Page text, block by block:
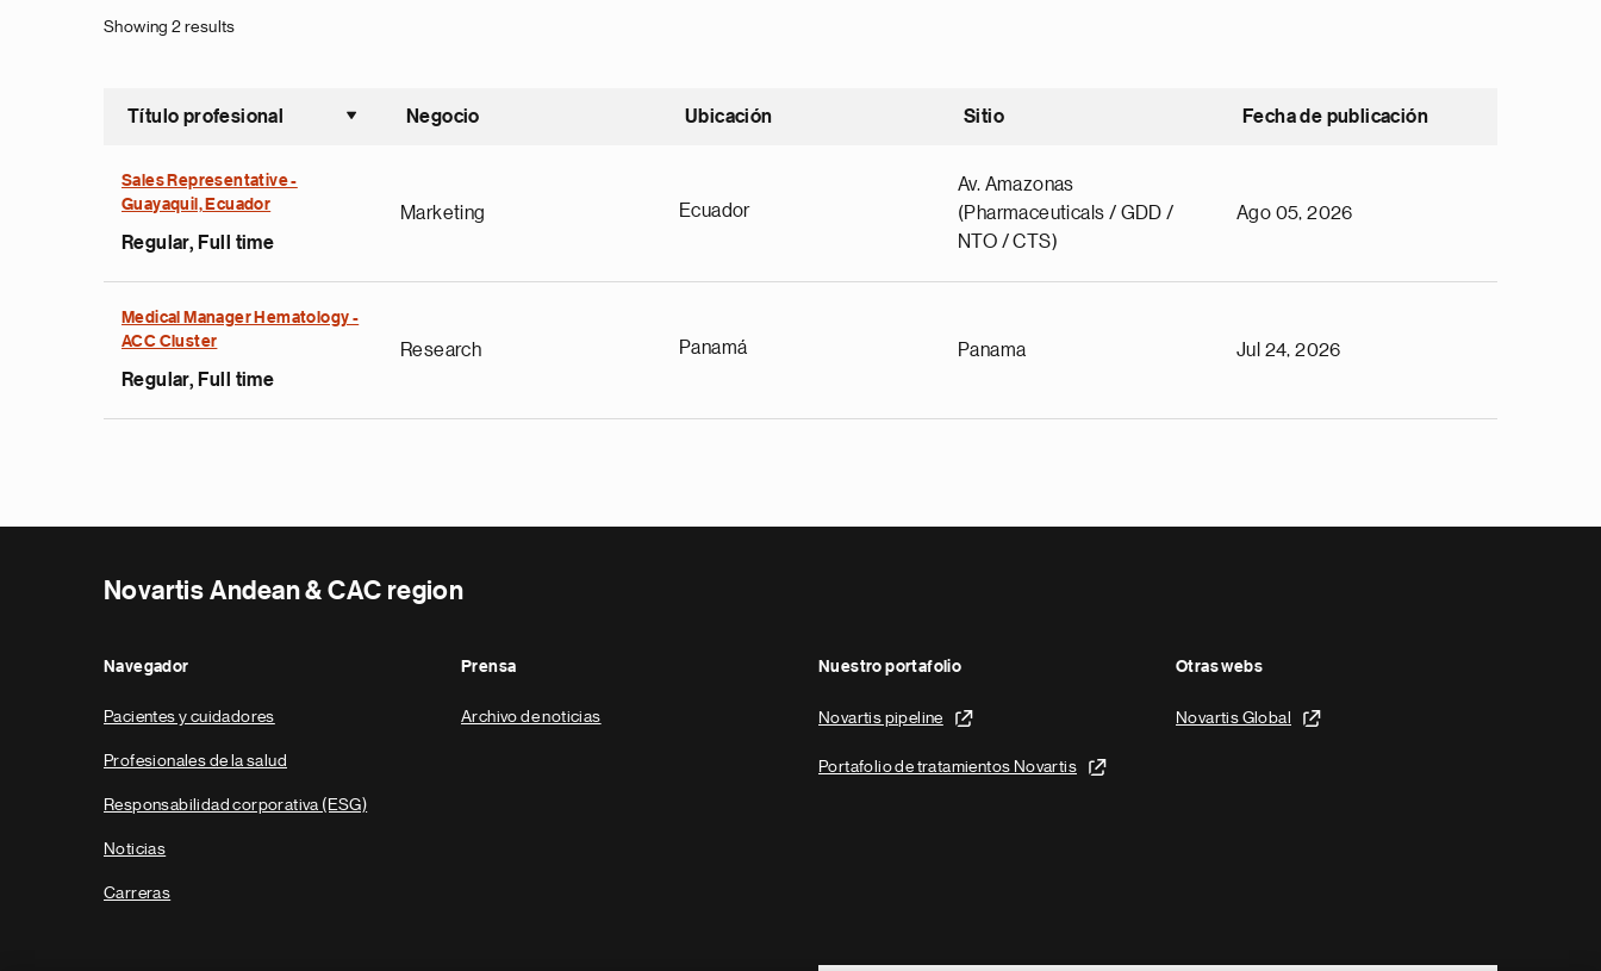
Showing 2 results
Título profesional
Ordenar ascendente
Negocio Ubicación Sitio Fecha de publicación
Sales Representative -
Guayaquil, Ecuador
Regular, Full time
Marketing Ecuador
Av. Amazonas
(Pharmaceuticals / GDD /
NTO / CTS)
Ago 05, 2026
Medical Manager Hematology -
ACC Cluster
Regular, Full time
Research Panamá Panama Jul 24, 2026
Novartis Andean & CAC region
Navegador
Pacientes y cuidadores
Profesionales de la salud
Responsabilidad corporativa (ESG)
Noticias
Carreras
Prensa
Archivo de noticias
Nuestro portafolio
Novartis pipeline
Portafolio de tratamientos Novartis
Otras webs
Novartis Global